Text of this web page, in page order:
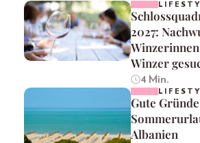
2027:
Winzer
4 Min.
Gute
Albanien